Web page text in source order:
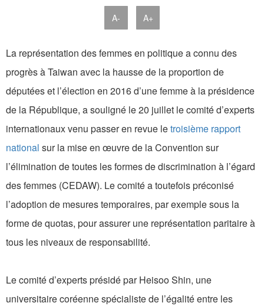
A- A+
La représentation des femmes en politique a connu des
progrès à Taiwan avec la hausse de la proportion de
députées et l’élection en 2016 d’une femme à la présidence
de la République, a souligné le 20 juillet le comité d’experts
internationaux venu passer en revue letroisième rapport
national sur la mise en œuvre de la Convention sur
l’élimination de toutes les formes de discrimination à l’égard
des femmes (CEDAW). Le comité a toutefois préconisé
l’adoption de mesures temporaires, par exemple sous la
forme de quotas, pour assurer une représentation paritaire à
tous les niveaux de responsabilité.
Le comité d’experts présidé par Heisoo Shin, une
universitaire coréenne spécialiste de l’égalité entre les